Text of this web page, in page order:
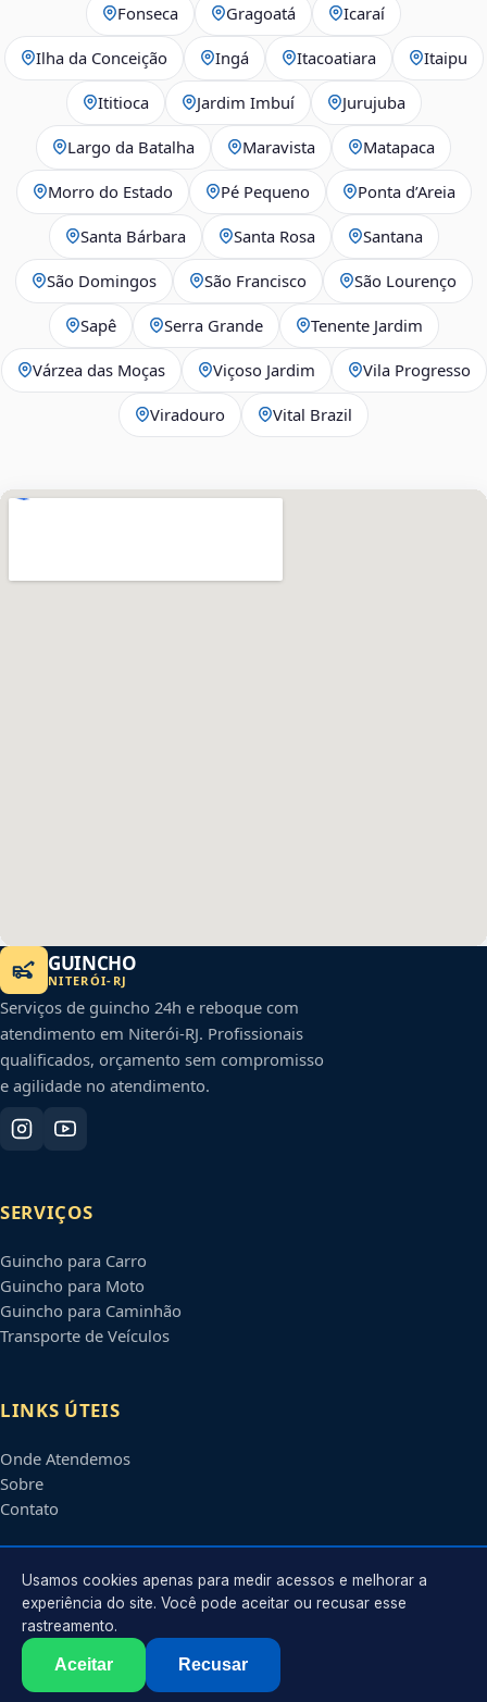
Fonseca Gragoatá Icaraí
Ilha da Conceição Ingá Itacoatiara Itaipu
Ititioca Jardim Imbuí Jurujuba
Largo da Batalha Maravista Matapaca
Morro do Estado Pé Pequeno Ponta d’Areia
Santa Bárbara Santa Rosa Santana
São Domingos São Francisco São Lourenço
Sapê Serra Grande Tenente Jardim
Várzea das Moças Viçoso Jardim Vila Progresso
Viradouro Vital Brazil
GUINCHO
NITERÓI- RJ
Serviços de guincho 24h e reboque com
atendimento em Niterói-RJ. Profissionais
qualificados, orçamento sem compromisso
e agilidade no atendimento.
SERVIÇOS
Guincho para Carro
Guincho para Moto
Guincho para Caminhão
Transporte de Veículos
LINKS ÚTEIS
Onde Atendemos
Sobre
Contato
CONTATO
Atendimento em
contato@guinchosniteroi.com.br
2026 Niterói
. Todos os direitos reservados.
Usamos cookies apenas para medir acessos e melhorar a
experiência do site. Você pode aceitar ou recusar esse
rastreamento.
Aceitar Recusar